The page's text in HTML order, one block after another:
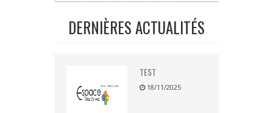
DERNIÈRES ACTUALITÉS
TEST
18/11/2025